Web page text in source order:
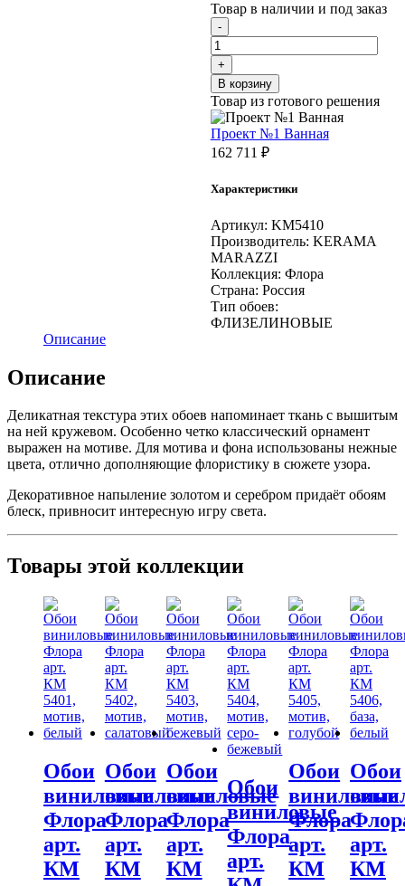
Товар в наличии и под заказ
- Количество
товара
Обои
виниловые
Флора
арт.
КМ
5410,
база,
+
В корзину
Товар из готового решения
Проект №1 Ванная
162 711 ₽
Характеристики
Артикул: KM5410
Производитель: KERAMA
MARAZZI
Коллекция: Флора
Страна: Россия
Тип обоев:
ФЛИЗЕЛИНОВЫЕ
Описание
Описание
Деликатная текстура этих обоев напоминает ткань с вышитым
на ней кружевом. Особенно четко классический орнамент
выражен на мотиве. Для мотива и фона использованы нежные
цвета, отлично дополняющие флористику в сюжете узора.
Декоративное напыление золотом и серебром придаёт обоям
блеск, привносит интересную игру света.
Товары этой коллекции
Обои
виниловые
Флора
арт.
КМ
Обои
виниловые
Флора
арт.
КМ
Обои
виниловые
Флора
арт.
КМ
Обои
виниловые
Флора
арт.
Обои
виниловые
Флора
арт.
КМ
Обои
арт.
КМ